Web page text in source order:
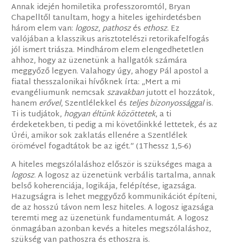
Annak idején homiletika professzoromtól, Bryan
Chapelltől tanultam, hogy a hiteles igehirdetésben
három elem van: logosz,pathoszés ethosz. Ez
valójában a klasszikus arisztotelészi retorikafelfogás
jól ismert triásza. Mindhárom elem elengedhetetlen
ahhoz, hogy az üzenetünk a hallgatók számára
meggyőző legyen. Valahogy úgy, ahogy Pál apostol a
fiatal thesszalonikai hívőknek írta: „Mert a mi
evangéliumunk nemcsak szavakbanjutott el hozzátok,
hanem erővel, Szentlélekkel és teljes bizonyossággalis.
Ti is tudjátok, hogyan éltünk közöttetek, a ti
érdeketekben, ti pedig a mi követőinkké lettetek, és az
Úréi, amikor sok zaklatás ellenére a Szentlélek
örömével fogadtátok be az igét.” (1Thessz 1,5-6)
A hiteles megszólaláshoz először is szükséges maga a
logosz. A logosz az üzenetünk verbális tartalma, annak
belső koherenciája, logikája, felépítése, igazsága.
Hazugságra is lehet meggyőző kommunikációt építeni,
de az hosszú távon nem lesz hiteles. A logosz igazsága
teremti meg az üzenetünk fundamentumát. A logosz
önmagában azonban kevés a hiteles megszólaláshoz,
szükség van pathoszra és ethoszra is.